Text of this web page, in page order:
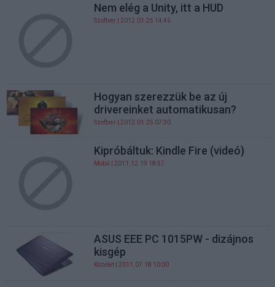
Nem elég a Unity, itt a HUD
Szoftver | 2012.01.25 14:46
Hogyan szerezzük be az új
drivereinket automatikusan?
Szoftver | 2012.01.25 07:30
Kipróbáltuk: Kindle Fire (videó)
Mobil | 2011.12.19 18:57
ASUS EEE PC 1015PW - dizájnos
kisgép
Közélet | 2011.07.18 10:00